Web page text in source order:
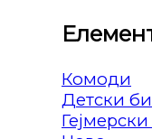
Комоди
Детски